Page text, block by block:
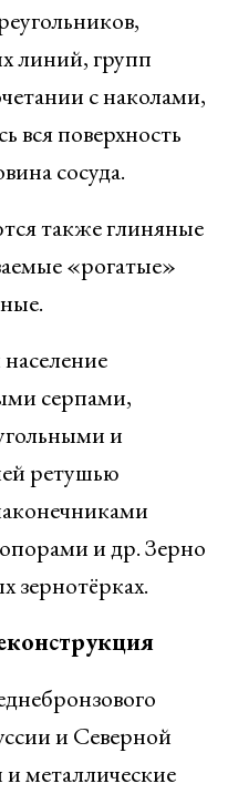
линий, групп
с наколами,
вся поверхность
сосуда.
также глиняные
«рогатые»
серпами,
и
ретушью
и др. Зерно
зернотёрках.
и Северной
металлические